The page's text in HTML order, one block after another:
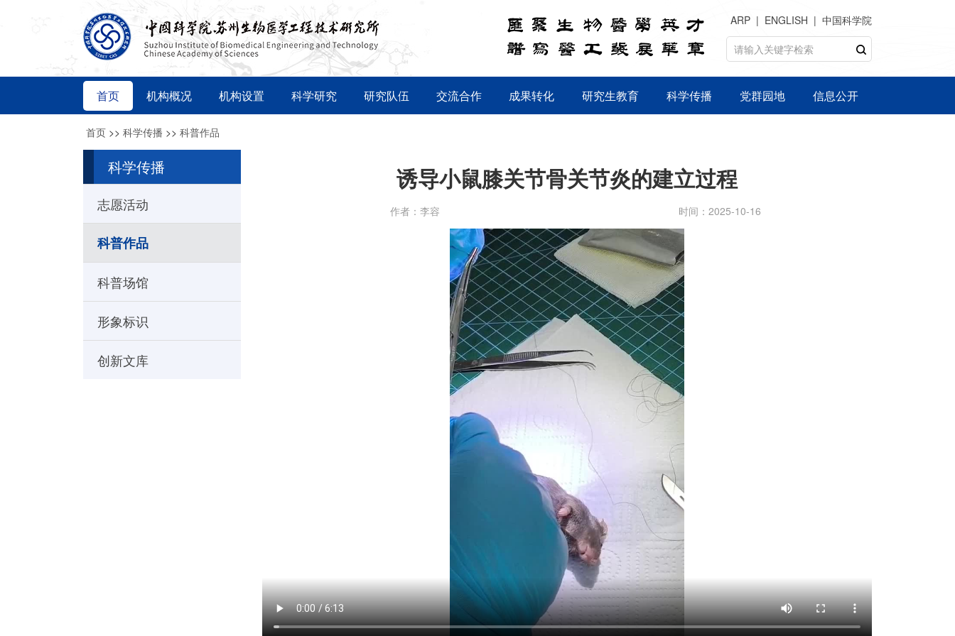
ARP ENGLISH 中国科学院
首页 机构概况 机构设置 科学研究 研究队伍 交流合作 成果转化 研究生教育 科学传播 党群园地 信息公开
首页 >> 科学传播 >> 科普作品
科学传播
志愿活动
科普作品
科普场馆
形象标识
创新文库
诱导小鼠膝关节骨关节炎的建立过程
作者：李容 时间：2025-10-16